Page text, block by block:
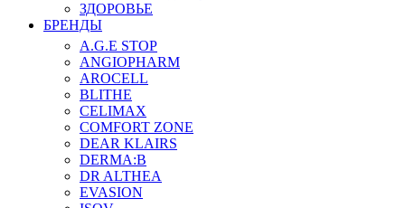
ЗДОРОВЬЕ
БРЕНДЫ
A.G.E STOP
ANGIOPHARM
AROCELL
BLITHE
CELIMAX
COMFORT ZONE
DEAR KLAIRS
DERMA:B
DR ALTHEA
EVASION